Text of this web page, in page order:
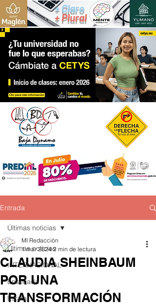
+ Claro
+ Plural
Entrada
Últimas noticias
INTERNACIONAL
Ensenada
Estatal
Últimas noticias
CLAUDIA SHEINBAUM
POR UNA
TRANSFORMACIÓN
MI Redacción
1 mar 2024 2 min de lectura